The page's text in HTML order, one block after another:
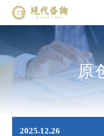
原
2025.12.26